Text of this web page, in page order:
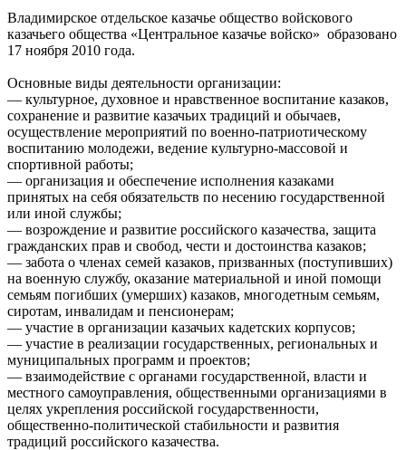
Владимирское отдельское казачье общество войскового
казачьего общества «Центральное казачье войско» образовано
17 ноября 2010 года.
Основные виды деятельности организации:
— культурное, духовное и нравственное воспитание казаков,
сохранение и развитие казачьих традиций и обычаев,
осуществление мероприятий по военно-патриотическому
воспитанию молодежи, ведение культурно-массовой и
спортивной работы;
— организация и обеспечение исполнения казаками
принятых на себя обязательств по несению государственной
или иной службы;
— возрождение и развитие российского казачества, защита
гражданских прав и свобод, чести и достоинства казаков;
— забота о членах семей казаков, призванных (поступивших)
на военную службу, оказание материальной и иной помощи
семьям погибших (умерших) казаков, многодетным семьям,
сиротам, инвалидам и пенсионерам;
— участие в организации казачьих кадетских корпусов;
— участие в реализации государственных, региональных и
муниципальных программ и проектов;
— взаимодействие с органами государственной, власти и
местного самоуправления, общественными организациями в
целях укрепления российской государственности,
общественно-политической стабильности и развития
традиций российского казачества.